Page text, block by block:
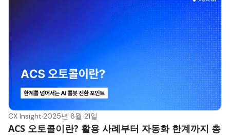
CX Insight·2025년 8월 21일
ACS 오토콜이란? 활용 사례부터 자동화 한계까지 총